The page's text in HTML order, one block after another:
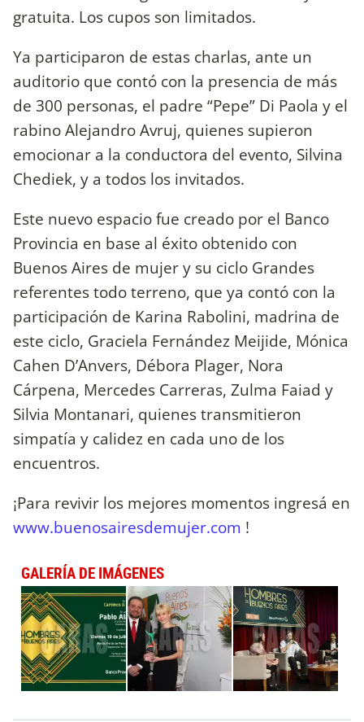
gratuita. Los cupos son limitados.
Ya participaron de estas charlas, ante un
auditorio que contó con la presencia de más
de 300 personas, el padre “Pepe” Di Paola y el
rabino Alejandro Avruj, quienes supieron
emocionar a la conductora del evento, Silvina
Chediek, y a todos los invitados.
Este nuevo espacio fue creado por el Banco
Provincia en base al éxito obtenido con
Buenos Aires de mujer y su ciclo Grandes
referentes todo terreno, que ya contó con la
participación de Karina Rabolini, madrina de
este ciclo, Graciela Fernández Meijide, Mónica
Cahen D’Anvers, Débora Plager, Nora
Cárpena, Mercedes Carreras, Zulma Faiad y
Silvia Montanari, quienes transmitieron
simpatía y calidez en cada uno de los
encuentros.
¡Para revivir los mejores momentos ingresá en
www.buenosairesdemujer.com !
GALERÍA DE IMÁGENES